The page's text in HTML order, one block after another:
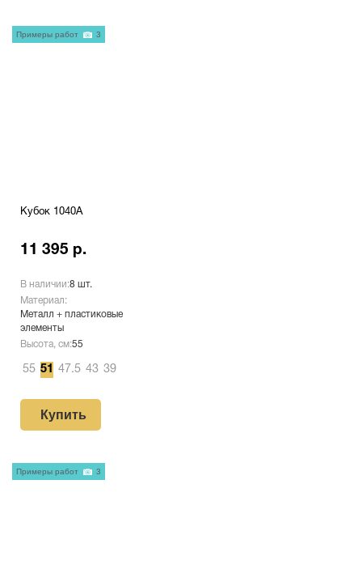
Кубок 1040A
11 395 р.
В наличии:8 шт.
Материал:
Металл + пластиковые
элементы
Высота, см:55
55 51 47.5 43 39
Купить
Примеры работ 3
Примеры работ 3